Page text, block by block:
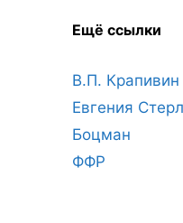
Ещё ссылки
В.П. Крапивин
Евгения
Боцман
ФФР